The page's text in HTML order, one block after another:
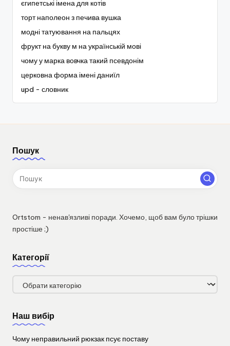
єгипетські імена для котів
торт наполеон з печива вушка
модні татуювання на пальцях
фрукт на букву м на українській мові
чому у марка вовчка такий псевдонім
церковна форма імені даниїл
upd - словник
Пошук
Ortstom - ненав'язливі поради. Хочемо, щоб вам було трішки
простіше ;)
Категорії
Категорії
Наш вибір
Чому неправильний рюкзак псує поставу